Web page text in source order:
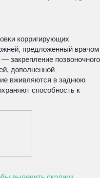
корригирующих
предложенный врачом
закрепление позвоночного
дополненной
вживляются в заднюю
способность к